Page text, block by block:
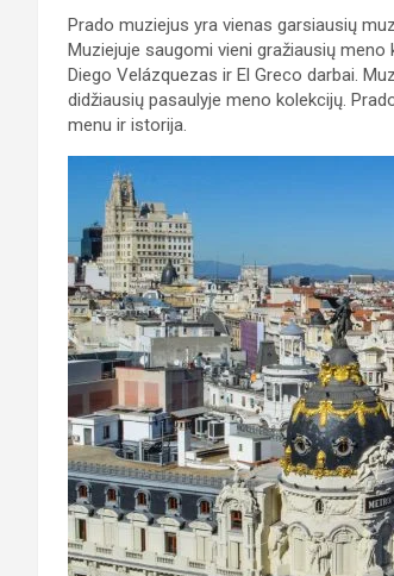
Prado muziejus yra vienas garsiausių
Muziejuje saugomi vieni gražiausių meno
Diego Velázquezas ir El Greco darbai.
didžiausių pasaulyje meno kolekcijų.
menu ir istorija.